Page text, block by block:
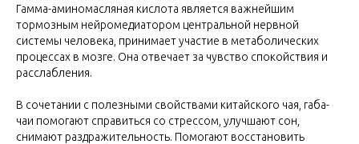
Гамма-аминомасляная кислота является важнейшим
тормозным нейромедиатором центральной нервной
системы человека, принимает участие в метаболических
процессах в мозге. Она отвечает за чувство спокойствия и
расслабления.
В сочетании с полезными свойствами китайского чая, габа-
чаи помогают справиться со стрессом, улучшают сон,
снимают раздражительность. Помогают восстановить